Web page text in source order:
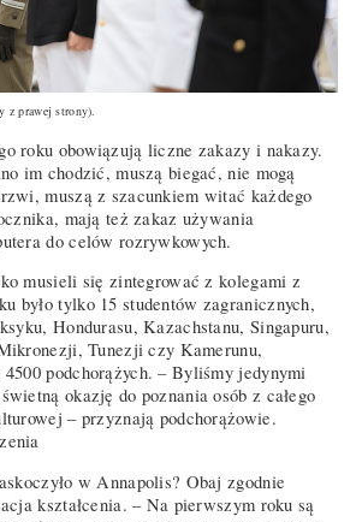
z prawej strony).
roku obowiązują liczne zakazy i nakazy.
im chodzić, muszą biegać, nie mogą
muszą z szacunkiem witać każdego
mają też zakaz używania
do celów rozrywkowych.
musieli się zintegrować z kolegami z
było tylko 15 studentów zagranicznych,
Hondurasu, Kazachstanu, Singapuru,
Tunezji czy Kamerunu,
4500 podchorążych. – Byliśmy jedynymi
okazję do poznania osób z całego
– przyznają podchorążowie.
w Annapolis? Obaj zgodnie
kształcenia. – Na pierwszym roku są